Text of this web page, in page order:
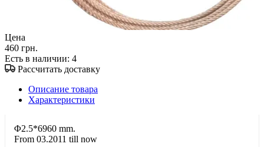
Цена
460 грн.
Есть в наличии: 4
Рассчитать доставку
Описание товара
Характеристики
Φ2.5*6960 mm.
From 03.2011 till now